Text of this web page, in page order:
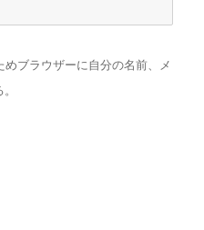
ブラウザーに自分の名前、メ